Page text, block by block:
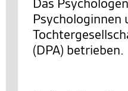
Psychologinnen
(DPA) betrieben.